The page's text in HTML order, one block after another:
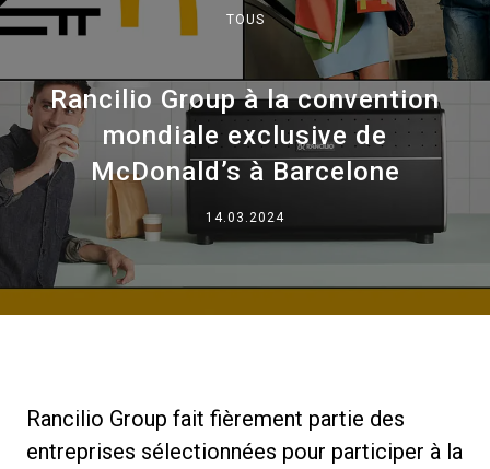
TOUS
Rancilio Group à la convention
mondiale exclusive de
McDonald’s à Barcelone
14.03.2024
Rancilio Group fait fièrement partie des
entreprises sélectionnées pour participer à la
Our brands
Group
News
Nos laboratoires